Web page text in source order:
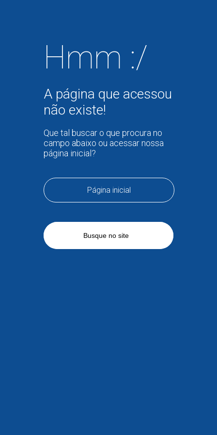
Hmm :/
A página que acessou
não existe!
Que tal buscar o que procura no
campo abaixo ou acessar nossa
página inicial?
Página inicial